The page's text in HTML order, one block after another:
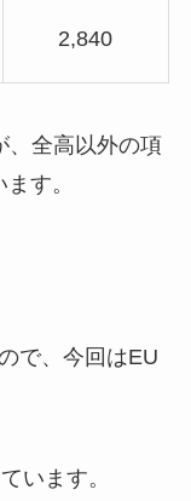
2,840
、全高以外の項
す。
で、今回はEU
います。